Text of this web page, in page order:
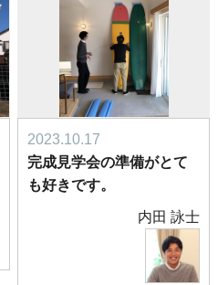
2023.10.17
完成見学会の準備がとて
も好きです。
内田 詠士